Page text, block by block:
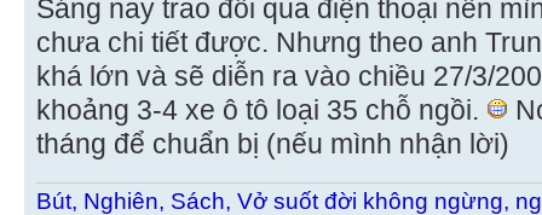
Sáng nay trao đổi qua điện thoại nên
chưa chi tiết được. Nhưng theo anh
khá lớn và sẽ diễn ra vào chiều 27/3/
khoảng 3-4 xe ô tô loại 35 chỗ ngồi.
tháng để chuẩn bị (nếu mình nhận lời)
Bút, Nghiên, Sách, Vở suốt đời không ngừng,